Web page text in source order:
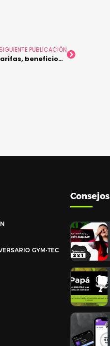
SIGUIENTE PUBLICACIÓN
y validación de perfiles
GYM•TEC
Consejos